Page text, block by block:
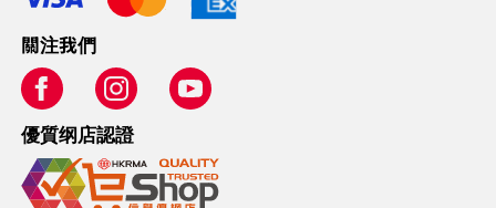
關注我們
優質纲店認證